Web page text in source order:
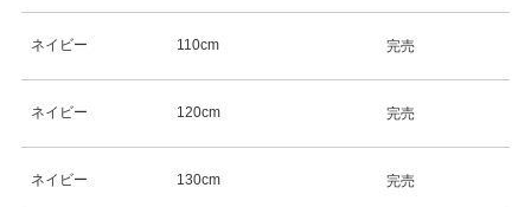
ネイビー 110cm 完売
ネイビー 120cm 完売
ネイビー 130cm 完売